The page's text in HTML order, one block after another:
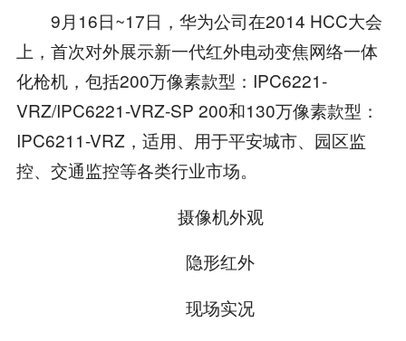
9月16日~17日，华为公司在2014 HCC大会
上，首次对外展示新一代红外电动变焦网络一体
化枪机，包括200万像素款型：IPC6221-
VRZ/IPC6221-VRZ-SP 200和130万像素款型：
IPC6211-VRZ，适用、用于平安城市、园区监
控、交通监控等各类行业市场。
摄像机外观
隐形红外
现场实况